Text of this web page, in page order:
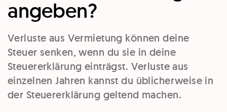
angeben?
Verluste aus Vermietung können deine
Steuer senken, wenn du sie in deine
Steuererklärung einträgst. Verluste aus
einzelnen Jahren kannst du üblicherweise in
der Steuererklärung geltend machen.